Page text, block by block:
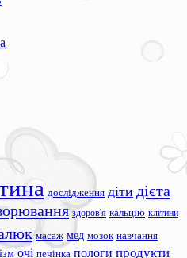
дослідження діти дієта
здоров'я кальцію клітини
масаж мед мозок навчання
очі печінка пологи продукти